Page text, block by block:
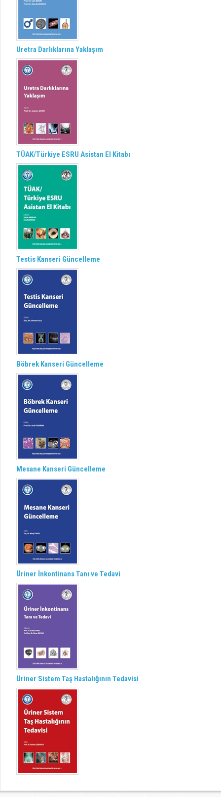
Uretra Darlıklarına Yaklaşım
TÜAK/Türkiye ESRU Asistan El Kitabı
Testis Kanseri Güncelleme
Böbrek Kanseri Güncelleme
Mesane Kanseri Güncelleme
Üriner İnkontinans Tanı ve Tedavi
Üriner Sistem Taş Hastalığının Tedavisi